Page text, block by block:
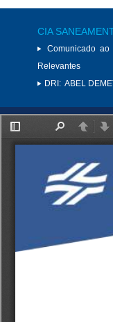
CIA
Comunicado ao
Relevantes
DRI: ABEL